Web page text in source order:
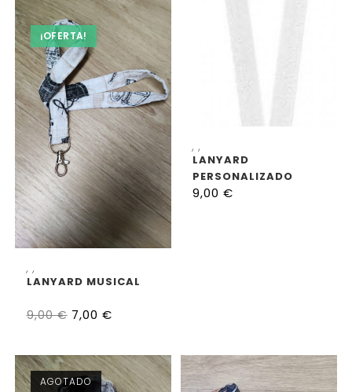
¡OFERTA!
, ,
LANYARD MUSICAL
9,00€ 7,00 €
,,
LANYARD
PERSONALIZADO
9,00€
AGOTADO